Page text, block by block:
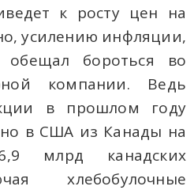
к росту цен на
усилению инфляции,
бороться во
компании. Ведь
в прошлом году
в США из Канады на
млрд канадских
хлебобулочные